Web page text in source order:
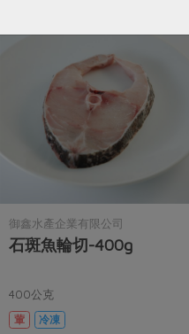
御鑫水產企業有限公司
石斑魚輪切-400g
400公克
葷
冷凍